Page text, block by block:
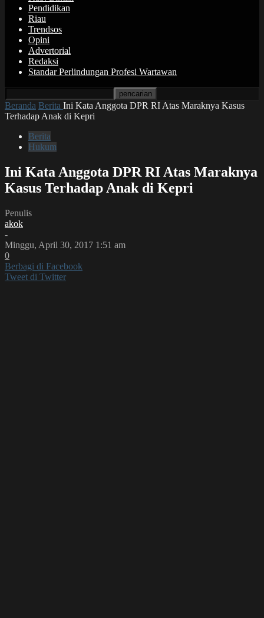
Pendidikan
Riau
Trendsos
Opini
Advertorial
Redaksi
Standar Perlindungan Profesi Wartawan
Beranda Berita Ini Kata Anggota DPR RI Atas Maraknya Kasus
Terhadap Anak di Kepri
Berita
Hukum
Ini Kata Anggota DPR RI Atas Maraknya
Kasus Terhadap Anak di Kepri
Penulis
akok
-
Minggu, April 30, 2017 1:51 am
0
Berbagi di Facebook
Tweet di Twitter